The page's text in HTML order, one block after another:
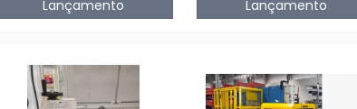
Lançamento Lançamento